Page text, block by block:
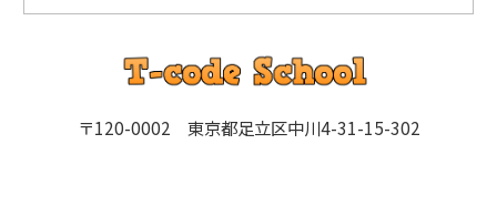
〒120-0002 東京都足立区中川4-31-15-302